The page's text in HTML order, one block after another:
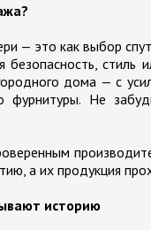
— это как выбор
безопасность,
дома — с
фурнитуры. Не
а их продукция
историю